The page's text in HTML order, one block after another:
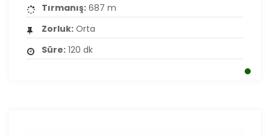
Tırmanış: 687 m
Zorluk: Orta
Süre: 120 dk